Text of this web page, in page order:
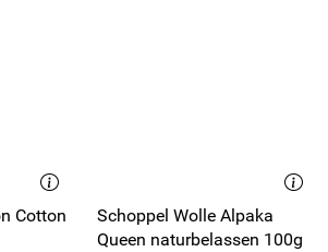
Cotton
Schoppel Wolle Alpaka
Queen naturbelassen 100g